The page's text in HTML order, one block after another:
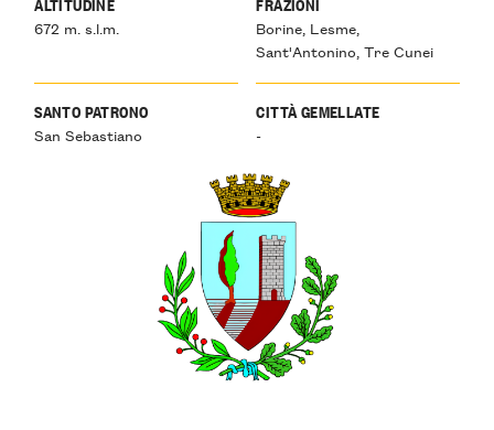
672 m. s.l.m.
Borine, Lesme,
Sant'Antonino, Tre Cunei
SANTO PATRONO
San Sebastiano
CITTÀ GEMELLATE
-